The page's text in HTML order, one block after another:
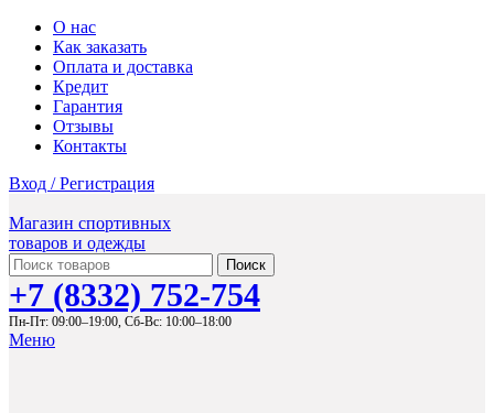
О нас
Как заказать
Оплата и доставка
Кредит
Гарантия
Отзывы
Контакты
Вход / Регистрация
Магазин спортивных
товаров и одежды
Поиск
+7 (8332) 752-754
Пн-Пт: 09:00–19:00, Сб-Вс: 10:00–18:00
Меню